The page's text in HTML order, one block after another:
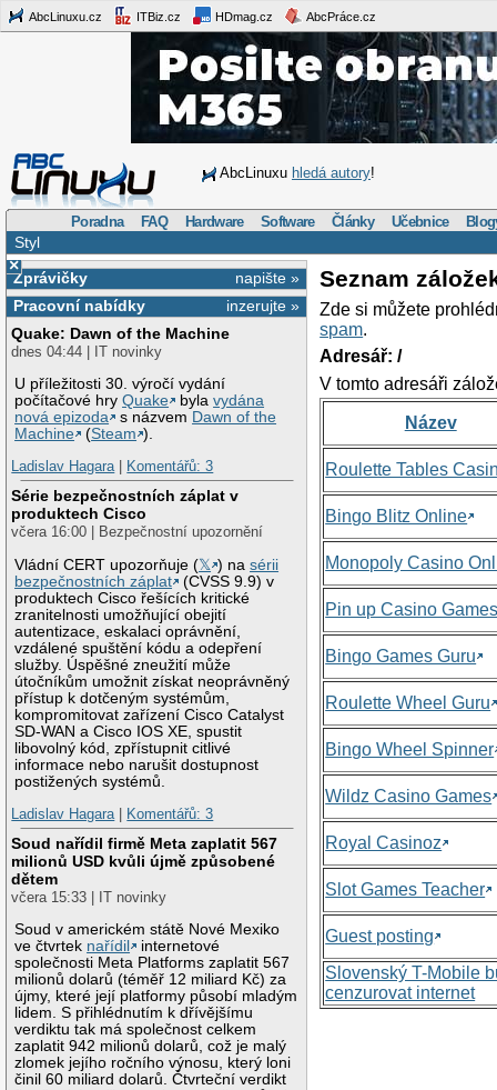
AbcLinuxu.cz ITBiz.cz HDmag.cz AbcPráce.cz
AbcLinuxu hledá autory!
Poradna FAQ Hardware Software Články Učebnice
Styl
×
napište »
Zprávičky
inzerujte »
Pracovní nabídky
Quake: Dawn of the Machine
dnes 04:44 | IT novinky
U příležitosti 30. výročí vydání
počítačové hryQuake bylavydána
nová epizoda
s názvem Dawn of the
Machine
(Steam ).
Ladislav Hagara| Komentářů: 3
Série bezpečnostních záplat v
produktech Cisco
včera 16:00 | Bezpečnostní upozornění
Vládní CERT upozorňuje (𝕏 ) nasérii
bezpečnostních záplat
(CVSS 9.9) v
produktech Cisco řešících kritické
zranitelnosti umožňující obejití
autentizace, eskalaci oprávnění,
vzdálené spuštění kódu a odepření
služby. Úspěšné zneužití může
útočníkům umožnit získat neoprávněný
přístup k dotčeným systémům,
kompromitovat zařízení Cisco Catalyst
SD-WAN a Cisco IOS XE, spustit
libovolný kód, zpřístupnit citlivé
informace nebo narušit dostupnost
postižených systémů.
Ladislav Hagara| Komentářů: 3
Soud nařídil firmě Meta zaplatit 567
milionů USD kvůli újmě způsobené
dětem
včera 15:33 | IT novinky
Soud v americkém státě Nové Mexiko
ve čtvrtek nařídil
internetové
společnosti Meta Platforms zaplatit 567
milionů dolarů (téměř 12 miliard Kč) za
újmy, které její platformy působí mladým
lidem. S přihlédnutím k dřívějšímu
verdiktu tak má společnost celkem
zaplatit 942 milionů dolarů, což je malý
zlomek jejího ročního výnosu, který loni
činil 60 miliard dolarů. Čtvrteční verdikt
Seznam
Zde si můžete
spam.
Adresář: /
V tomto adresáři
Název
Roulette Tables
Bingo Blitz Online
Monopoly Casino
Pin up Casino
Bingo Games Guru
Roulette Wheel Guru
Bingo Wheel Spinner
Wildz Casino Games
Royal Casinoz
Slot Games Teacher
Guest posting
Slovenský T-Mobile
cenzurovat internet